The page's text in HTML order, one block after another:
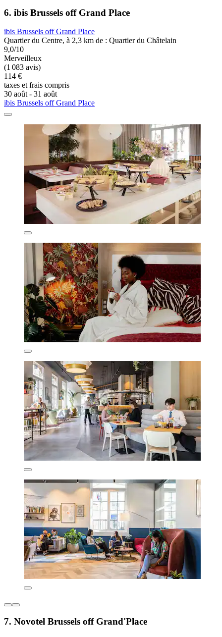
6. ibis Brussels off Grand Place
ibis Brussels off Grand Place
Quartier du Centre, à 2,3 km de : Quartier du Châtelain
9,0/10
Merveilleux
(1 083 avis)
114 €
taxes et frais compris
30 août - 31 août
ibis Brussels off Grand Place
7. Novotel Brussels off Grand'Place